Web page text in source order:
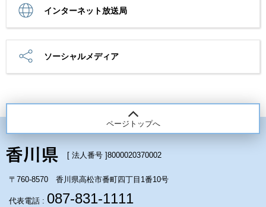
インターネット放送局
ソーシャルメディア
ページトップへ
[ 法人番号 ]8000020370002
〒760-8570 香川県高松市番町四丁目1番10号
代表電話 : 087-831-1111